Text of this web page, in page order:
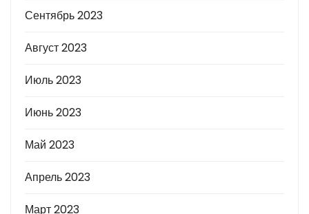
Сентябрь 2023
Август 2023
Июль 2023
Июнь 2023
Май 2023
Апрель 2023
Март 2023